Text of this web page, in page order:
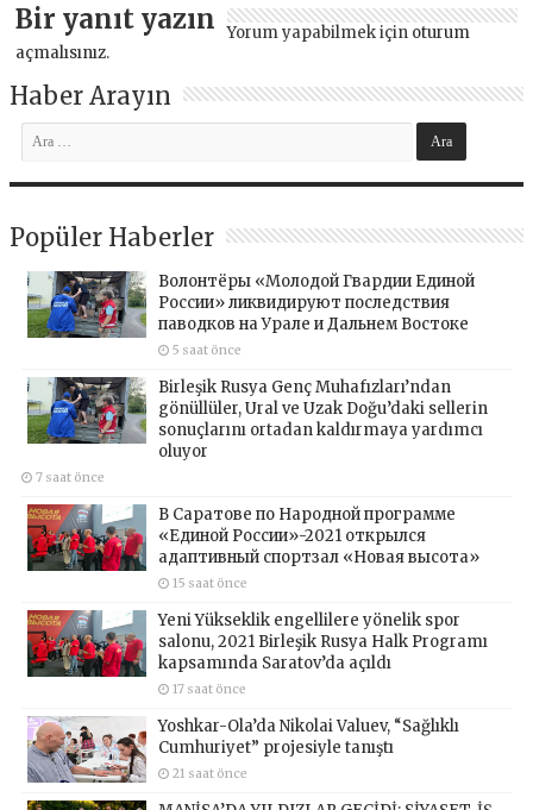
Bir yanıt yazın Yorum yapabilmek için oturum
açmalısınız.
Haber Arayın
Popüler Haberler
Волонтёры «Молодой Гвардии Единой
России» ликвидируют последствия
паводков на Урале и Дальнем Востоке
5 saat önce
Birleşik Rusya Genç Muhafızları’ndan
gönüllüler, Ural ve Uzak Doğu’daki sellerin
sonuçlarını ortadan kaldırmaya yardımcı
oluyor
7 saat önce
В Саратове по Народной программе
«Единой России»-2021 открылся
адаптивный спортзал «Новая высота»
15 saat önce
Yeni Yükseklik engellilere yönelik spor
salonu, 2021 Birleşik Rusya Halk Programı
kapsamında Saratov’da açıldı
17 saat önce
Yoshkar-Ola’da Nikolai Valuev, “Sağlıklı
Cumhuriyet” projesiyle tanıştı
21 saat önce